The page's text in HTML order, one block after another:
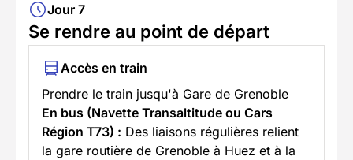
Jour 7
Se rendre au point de départ
Accès en train
Prendre le train jusqu'à Gare de Grenoble
En bus (Navette Transaltitude ou Cars
Région T73) : Des liaisons régulières relient
la gare routière de Grenoble à Huez et à la